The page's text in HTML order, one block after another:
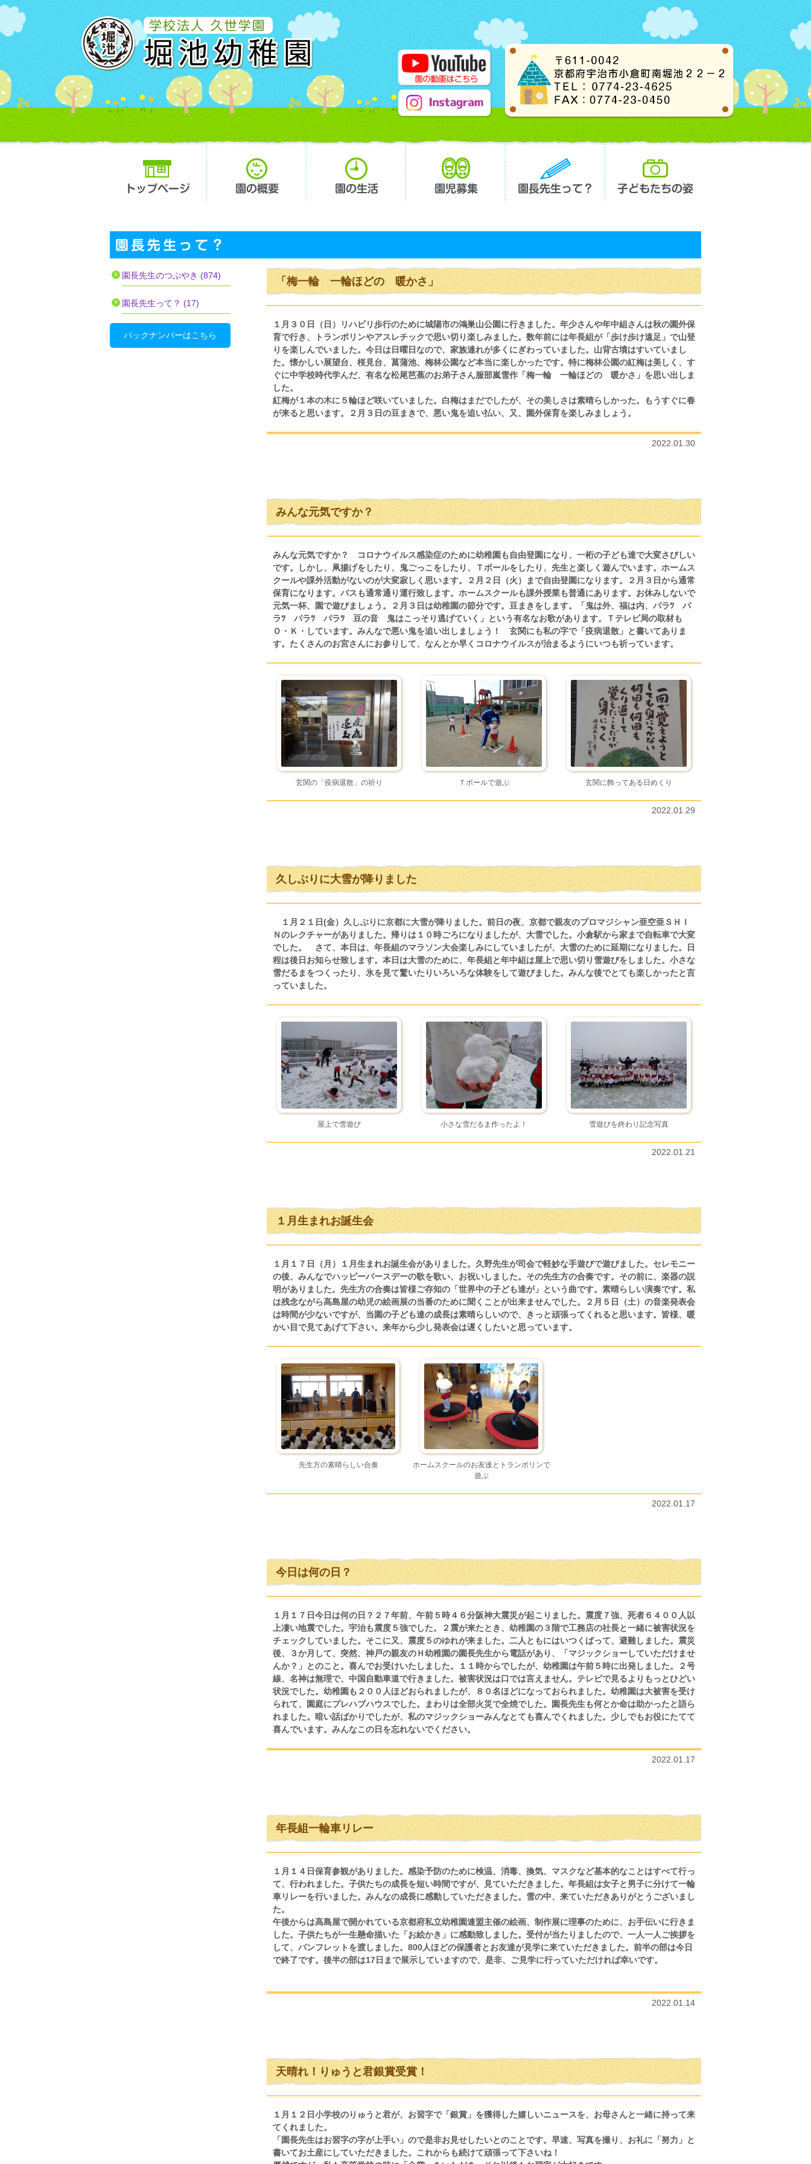
園長先生のつぶやき (874)
園長先生って？ (17)
バックナンバーはこちら
「梅一輪 一輪ほどの 暖かさ」
１月３０日（日）リハビリ歩行のために城陽市の鴻巣山公園に行きました。年少さんや年中組さんは秋の園外保
育で行き、トランポリンやアスレチックで思い切り楽しみました。数年前には年長組が「歩け歩け遠足」で山登
りを楽しんでいました。今日は日曜日なので、家族連れが多くにぎわっていました。山背古墳はすいていまし
た。懐かしい展望台、桜見台、菖蒲池、梅林公園など本当に楽しかったです。特に梅林公園の紅梅は美しく、す
ぐに中学校時代学んだ、有名な松尾芭蕉のお弟子さん服部嵐雪作「梅一輪 一輪ほどの 暖かさ」を思い出しま
した。
紅梅が１本の木に５輪ほど咲いていました。白梅はまだでしたが、その美しさは素晴らしかった。もうすぐに春
が来ると思います。２月３日の豆まきで、悪い鬼を追い払い、又、園外保育を楽しみましょう。
2022.01.30
みんな元気ですか？
みんな元気ですか？ コロナウイルス感染症のために幼稚園も自由登園になり、一桁の子ども達で大変さびしい
です。しかし、凧揚げをしたり、鬼ごっこをしたり、Ｔボールをしたり、先生と楽しく遊んでいます。ホームス
クールや課外活動がないのが大変寂しく思います。２月２日（火）まで自由登園になります。２月３日から通常
保育になります。バスも通常通り運行致します。ホームスクールも課外授業も普通にあります。お休みしないで
元気一杯、園で遊びましょう。２月３日は幼稚園の節分です。豆まきをします。「鬼は外、福は内、パラﾂ パ
ラﾂ パラﾂ パラﾂ 豆の音 鬼はこっそり逃げていく」という有名なお歌があります。Ｔテレビ局の取材も
Ｏ・Ｋ・しています。みんなで悪い鬼を追い出しましょう！ 玄関にも私の字で「疫病退散」と書いてありま
す。たくさんのお宮さんにお参りして、なんとか早くコロナウイルスが治まるようにいつも祈っています。
玄関の「疫病退散」の祈り Ｔボールで遊ぶ 玄関に飾ってある日めくり
2022.01.29
久しぶりに大雪が降りました
１月２１日(金）久しぶりに京都に大雪が降りました。前日の夜、京都で親友のプロマジシャン亜空亜ＳＨＩ
Ｎのレクチャーがありました。帰りは１０時ごろになりましたが、大雪でした。小倉駅から家まで自転車で大変
でした。 さて、本日は、年長組のマラソン大会楽しみにしていましたが、大雪のために延期になりました。日
程は後日お知らせ致します。本日は大雪のために、年長組と年中組は屋上で思い切り雪遊びをしました。小さな
雪だるまをつくったり、氷を見て驚いたりいろいろな体験をして遊びました。みんな後でとても楽しかったと言
っていました。
屋上で雪遊び 小さな雪だるま作ったよ！ 雪遊びを終わり記念写真
2022.01.21
１月生まれお誕生会
１月１７日（月）１月生まれお誕生会がありました。久野先生が司会で軽妙な手遊びで遊びました。セレモニー
の後、みんなでハッピーバースデーの歌を歌い、お祝いしました。その先生方の合奏です。その前に、楽器の説
明がありました。先生方の合奏は皆様ご存知の「世界中の子ども達が」という曲です。素晴らしい演奏です。私
は残念ながら高島屋の幼児の絵画展の当番のために聞くことが出来ませんでした。２月５日（土）の音楽発表会
は時間が少ないですが、当園の子ども達の成長は素晴らしいので、きっと頑張ってくれると思います。皆様、暖
かい目で見てあげて下さい。来年から少し発表会は遅くしたいと思っています。
先生方の素晴らしい合奏
ホームスクールのお友達とトランポリンで
遊ぶ
2022.01.17
今日は何の日？
１月１７日今日は何の日？２７年前、午前５時４６分阪神大震災が起こりました。震度７強、死者６４００人以
上凄い地震でした。宇治も震度５強でした。２震が来たとき、幼稚園の３階で工務店の社長と一緒に被害状況を
チェックしていました。そこに又、震度５のゆれが来ました。二人ともにはいつくばって、避難しました。震災
後、３か月して、突然、神戸の親友のＨ幼稚園の園長先生から電話があり、「マジックショーしていただけませ
んか？」とのこと。喜んでお受けいたしました。１１時からでしたが、幼稚園は午前５時に出発しました。２号
線、名神は無理で、中国自動車道で行きました。被害状況は口では言えません。テレビで見るよりもっとひどい
状況でした。幼稚園も２００人ほどおられましたが、８０名ほどになっておられました。幼稚園は大被害を受け
られて、園庭にプレハブハウスでした。まわりは全部火災で全焼でした。園長先生も何とか命は助かったと語ら
れました。暗い話ばかりでしたが、私のマジックショーみんなとても喜んでくれました。少しでもお役にたてて
喜んでいます。みんなこの日を忘れないでください。
2022.01.17
年長組一輪車リレー
１月１４日保育参観がありました。感染予防のために検温、消毒、換気、マスクなど基本的なことはすべて行っ
て、行われました。子供たちの成長を短い時間ですが、見ていただきました。年長組は女子と男子に分けて一輪
車リレーを行いました。みんなの成長に感動していただきました。雪の中、来ていただきありがとうございまし
た。
午後からは高島屋で開かれている京都府私立幼稚園連盟主催の絵画、制作展に理事のために、お手伝いに行きま
した。子供たちが一生懸命描いた「お絵かき」に感動致しました。受付が当たりましたので、一人一人ご挨拶を
して、パンフレットを渡しました。800人ほどの保護者とお友達が見学に来ていただきました。前半の部は今日
で終了です。後半の部は17日まで展示していますので、是非、ご見学に行っていただければ幸いです。
2022.01.14
天晴れ！りゅうと君銀賞受賞！
１月１２日小学校のりゅうと君が、お習字で「銀賞」を獲得した嬉しいニュースを、お母さんと一緒に持って来
てくれました。
「園長先生はお習字の字が上手い」ので是非お見せしたいとのことです。早速、写真を撮り、お礼に「努力」と
書いてお土産にしていただきました。これからも続けて頑張って下さいね！